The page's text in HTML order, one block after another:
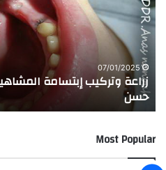
المشاهير
للفنانه
السعودية
ساره
حسن07/01/2025
زراعة وتركيب إبتسامة
حسن
Most Popular